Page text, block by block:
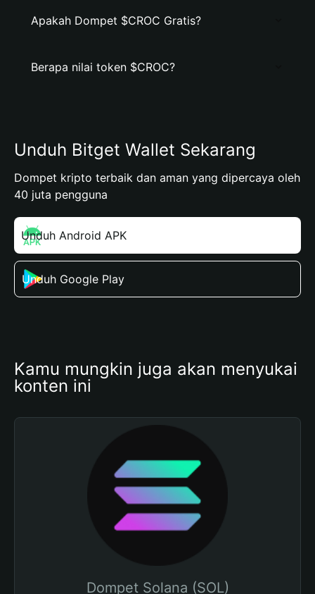
Apakah Dompet $CROC Gratis?
Berapa nilai token $CROC?
Unduh Bitget Wallet Sekarang
Dompet kripto terbaik dan aman yang dipercaya oleh
40 juta pengguna
Unduh Android APK
Unduh Google Play
Kamu mungkin juga akan menyukai
konten ini
Dompet Solana (SOL)